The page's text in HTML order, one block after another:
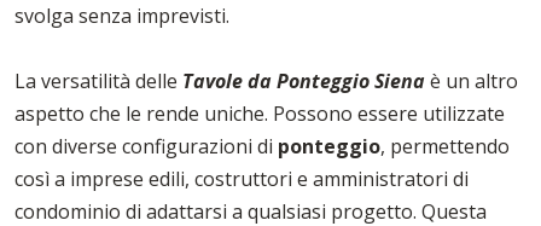
svolga senza imprevisti.
La versatilità delle Tavole da Ponteggio Sienaè un altro
aspetto che le rende uniche. Possono essere utilizzate
con diverse configurazioni di ponteggio, permettendo
così a imprese edili, costruttori e amministratori di
condominio di adattarsi a qualsiasi progetto. Questa